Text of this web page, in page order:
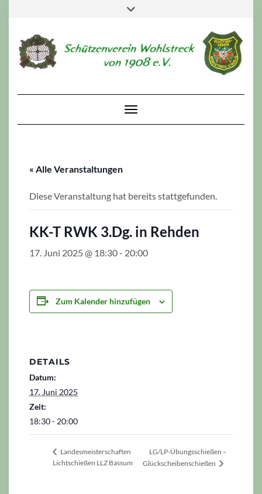
Toggle Navigation
« Alle Veranstaltungen
Diese Veranstaltung hat bereits stattgefunden.
KK-T RWK 3.Dg. in Rehden
17. Juni 2025 @ 18:30- 20:00
Zum Kalender hinzufügen
DETAILS
Datum:
17. Juni 2025
Zeit:
18:30 - 20:00
Landesmeisterschaften
Lichtschießen LLZ Bassum
LG/LP-Übungsschießen –
Glückscheibenschießen